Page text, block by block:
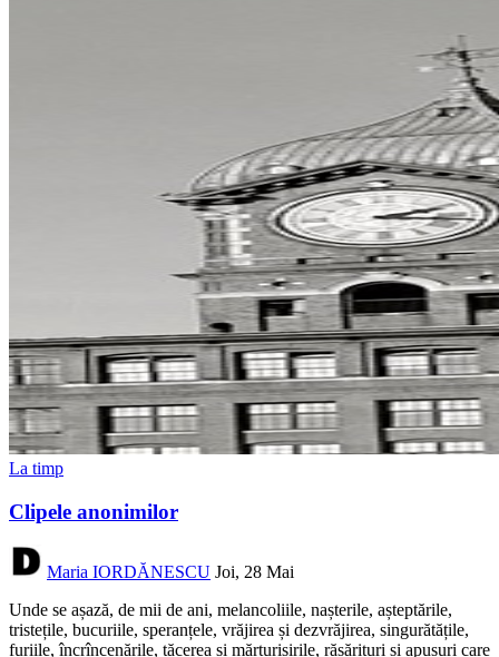
La timp
Clipele anonimilor
Maria IORDĂNESCU Joi, 28 Mai
Unde se așază, de mii de ani, melancoliile, nașterile, așteptările,
tristețile, bucuriile, speranțele, vrăjirea și dezvrăjirea, singurătățile,
furiile, încrîncenările, tăcerea și mărturisirile, răsărituri și apusuri care